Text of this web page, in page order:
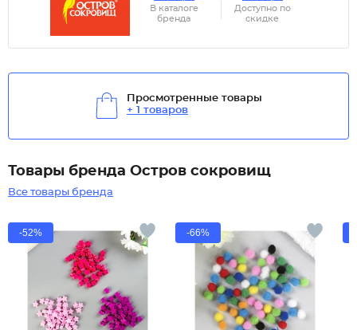
В каталоге
бренда
Доступно по
скидке
Просмотренные товары
+ 1 товаров
Товары бренда Остров сокровищ
Все товары бренда
-52% -66%